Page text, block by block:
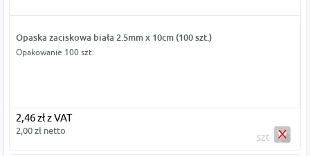
Opaska zaciskowa biała 2.5mm x 10cm (100 szt.)
Opakowanie 100 szt.
2,46 zł z VAT
2,00 zł netto
szt